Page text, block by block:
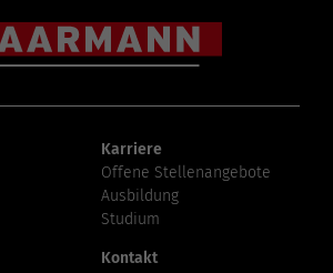
Karriere
Offene Stellenangebote
Ausbildung
Studium
Kontakt